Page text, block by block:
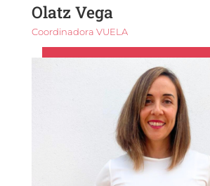
Olatz Vega
Coordinadora VUELA